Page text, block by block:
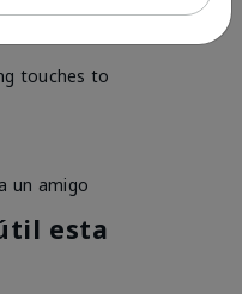
touches to
un amigo
esta